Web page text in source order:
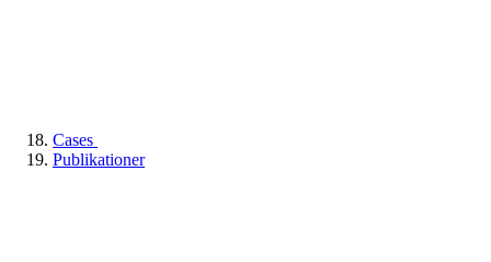
Cases
Publikationer